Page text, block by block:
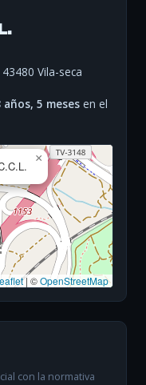
Vila-seca
años, 5 meses en el
×
| ©OpenStreetMap
con la normativa